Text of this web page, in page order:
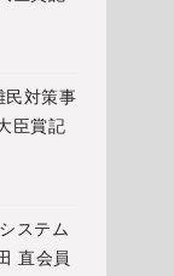
民対策事
臣賞記
ステム
直会員